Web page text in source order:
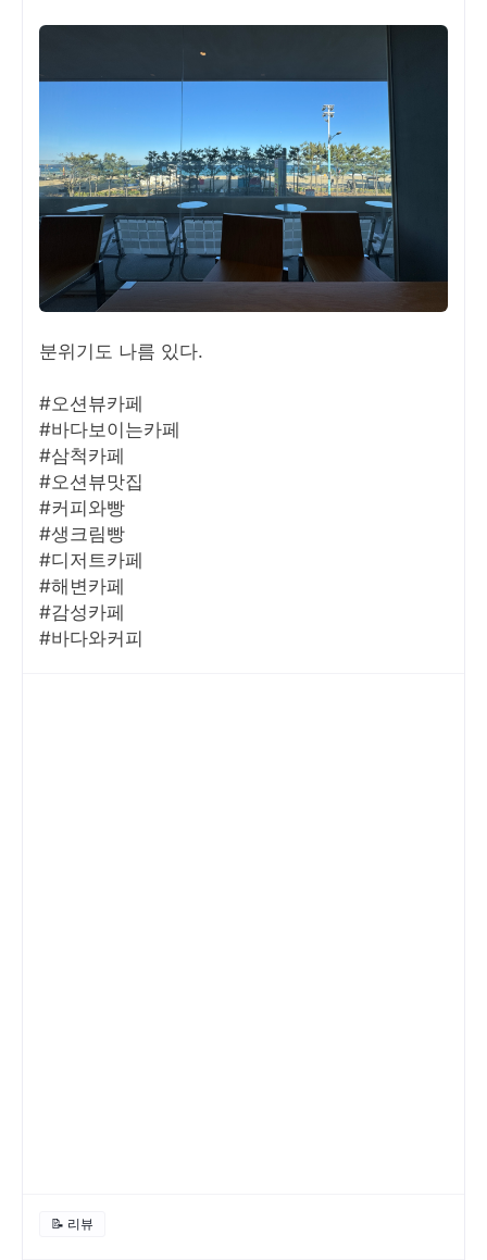
분위기도 나름 있다.
#오션뷰카페
#바다보이는카페
#삼척카페
#오션뷰맛집
#커피와빵
#생크림빵
#디저트카페
#해변카페
#감성카페
#바다와커피
📝 리뷰